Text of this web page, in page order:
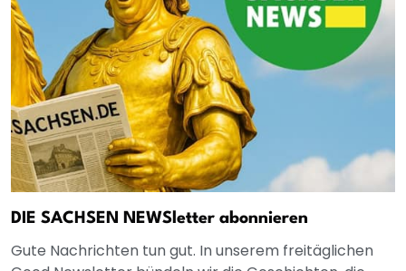
DIE SACHSEN NEWSletter abonnieren
Gute Nachrichten tun gut. In unserem freitäglichen